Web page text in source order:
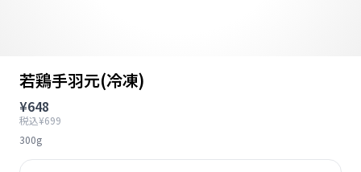
若鶏手羽元(冷凍)
¥648
税込¥699
300g